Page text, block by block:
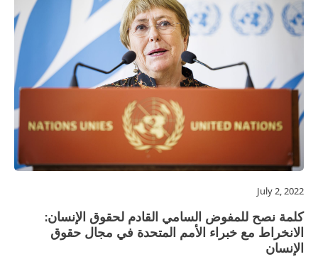
July 2, 2022
كلمة نصح للمفوض السامي القادم لحقوق الإنسان:
الانخراط مع خبراء الأمم المتحدة في مجال حقوق
الإنسان